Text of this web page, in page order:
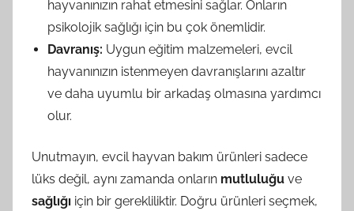
hayvanınızın rahat etmesini sağlar. Onların
psikolojik sağlığı için bu çok önemlidir.
Davranış: Uygun eğitim malzemeleri, evcil
hayvanınızın istenmeyen davranışlarını azaltır
ve daha uyumlu bir arkadaş olmasına yardımcı
olur.
Unutmayın, evcil hayvan bakım ürünleri sadece
lüks değil, aynı zamanda onların mutluluğu ve
sağlığı için bir gerekliliktir. Doğru ürünleri seçmek,